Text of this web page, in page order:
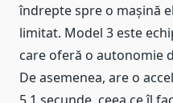
îndrepte spre o mașină
limitat. Model 3 este
care oferă o autonomie
De asemenea, are o
5,1 secunde, ceea ce îl